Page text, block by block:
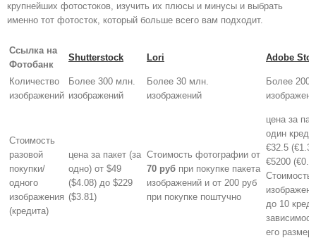
крупнейших фотостоков, изучить их плюсы и минусы и выбрать
именно тот фотосток, который больше всего вам подходит.
Ссылка на
Фотобанк
Shutterstock Lori Adobe
Количество
изображений
Более 300 млн.
изображений
Более 30 млн.
изображений
Более 200
Стоимость
разовой
покупки/
одного
изображения
(кредита)
цена за пакет (за
одно) от $49
($4.08) до $229
($3.81)
Стоимость фотографии от
70 руб при покупке пакета
изображений и от 200 руб
при покупке поштучно
цена за
один
€32.5
€5200
Стоимость
до 10
его